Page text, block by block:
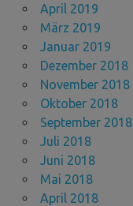
April 2019
März 2019
Januar 2019
Dezember 2018
November 2018
Oktober 2018
September 2018
Juli 2018
Juni 2018
Mai 2018
April 2018